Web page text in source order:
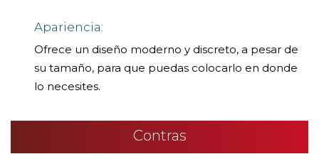
Apariencia:
Ofrece un diseño moderno y discreto, a pesar de
su tamaño, para que puedas colocarlo en donde
lo necesites.
Contras